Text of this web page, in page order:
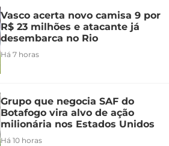
Vasco acerta novo camisa 9 por
R$ 23 milhões e atacante já
desembarca no Rio
Há 7 horas
Grupo que negocia SAF do
Botafogo vira alvo de ação
milionária nos Estados Unidos
Há 10 horas